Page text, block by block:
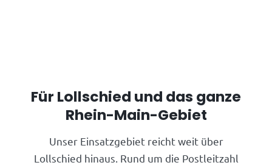
Für Lollschied und das ganze
Rhein-Main-Gebiet
Unser Einsatzgebiet reicht weit über
Lollschied hinaus. Rund um die Postleitzahl